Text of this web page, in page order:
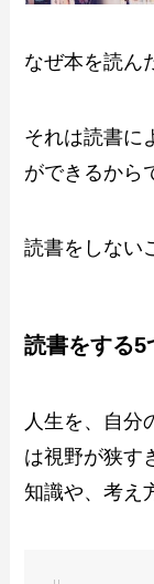
なぜ本を読ん
それは読書に
ができるから
読書をしない
読書をする5
人生を、自分
は視野が狭す
知識や、考え